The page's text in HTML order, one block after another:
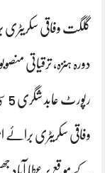
گلگت وفاقی سکریٹری
دورہ ہنزہ، ترقیاتی
رپورٹ عابد شگری 5 سی این نیوز ویب
وفاقی سکریٹری برائے
کے موقع پر عطا آباد